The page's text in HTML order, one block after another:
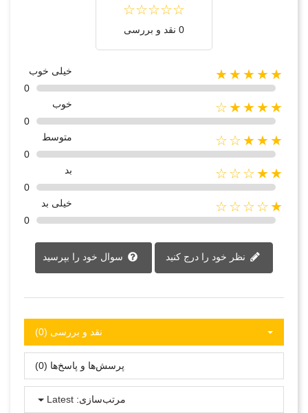
0 نقد و بررسی
★★★★★
خیلی خوب
0
★★★★☆
خوب
0
★★★☆☆
متوسط
0
★★☆☆☆
بد
0
★☆☆☆☆
خیلی بد
0
سوال خود را بپرسید
نقد و بررسی‌‌ (0)
پرسش‌ها و پاسخ‌ها (0)
مرتب‌سازی: Latest